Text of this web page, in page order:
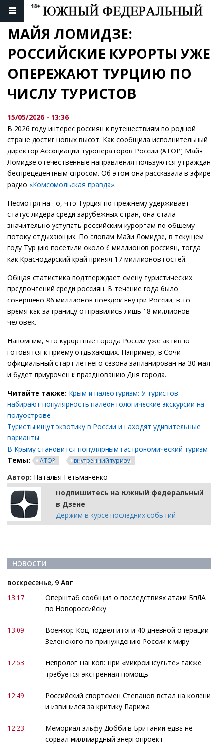
МАЙЯ ЛОМИДЗЕ:
РОССИЙСКИЕ КУРОРТЫ УЖЕ
ОПЕРЕЖАЮТ ТУРЦИЮ ПО
ЧИСЛУ ТУРИСТОВ
15/05/2026 - 13:36
В 2026 году интерес россиян к путешествиям по родной
стране достиг новых высот. Как сообщила исполнительный
директор Ассоциации туроператоров России (АТОР) Майя
Ломидзе отечественные направления пользуются у граждан
беспрецедентным спросом. Об этом она рассказала в эфире
радио «Комсомольская правда».
Несмотря на то, что Турция по-прежнему удерживает
статус лидера среди зарубежных стран, она стала
значительно уступать российским курортам по общему
потоку отдыхающих. По словам Майи Ломидзе, в текущем
году Турцию посетили около 6 миллионов россиян, тогда
как Краснодарский край принял 17 миллионов гостей.
Общая статистика подтверждает смену туристических
предпочтений среди россиян. В течение года было
совершено 86 миллионов поездок внутри России, в то
время как за границу отправились лишь 18 миллионов
человек.
Напомним, что курортные города России уже активно
готовятся к приему отдыхающих. Например, в Сочи
официальный старт летнего сезона запланирован на 30 мая
и будет приурочен к празднованию Дня города.
Читайте также: Крым и палеотуризм: У туристов
набирают популярность палеонтологические экскурсии на
полуострове
Туристы ищут экзотику в России и находят удивительные
варианты
В Крыму становится популярным гастрономический туризм
Темы:
АТОР внутренний туризм
Автор: Наталья Гетьманенко
Подпишитесь на Южный федеральный
в Дзене
Держим в курсе последних событий
НОВОСТИ
воскресенье, 9 Авг
13:17
Оперштаб сообщил о последствиях атаки БпЛА
по Новороссийску
13:09
Военкор Коц подвел итоги 40-дневной операции
Зеленского по принуждению России к миру
12:53
Невролог Панков: При «микроинсульте» также
требуется экстренная помощь
12:49
Российский спортсмен Степанов встал на колени
и извинился за критику Парижа
12:23
Мемориал эльфу Добби в Британии едва не
сорвал миллиардный энергопроект